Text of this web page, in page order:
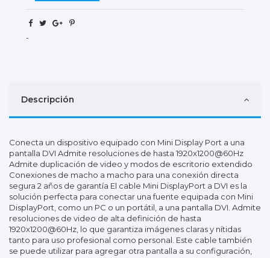
-
Descripción
Conecta un dispositivo equipado con Mini Display Port a una
pantalla DVI Admite resoluciones de hasta 1920x1200@60Hz
Admite duplicación de video y modos de escritorio extendido
Conexiones de macho a macho para una conexión directa
segura 2 años de garantía El cable Mini DisplayPort a DVI es la
solución perfecta para conectar una fuente equipada con Mini
DisplayPort, como un PC o un portátil, a una pantalla DVI. Admite
resoluciones de video de alta definición de hasta
1920x1200@60Hz, lo que garantiza imágenes claras y nítidas
tanto para uso profesional como personal. Este cable también
se puede utilizar para agregar otra pantalla a su configuración,